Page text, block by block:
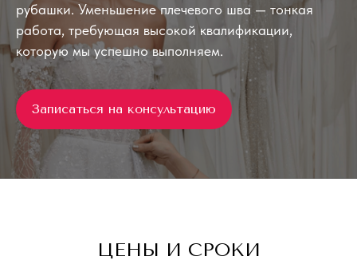
рубашки. Уменьшение плечевого шва — тонкая
работа, требующая высокой квалификации,
которую мы успешно выполняем.
Записаться на консультацию
ЦЕНЫ И СРОКИ